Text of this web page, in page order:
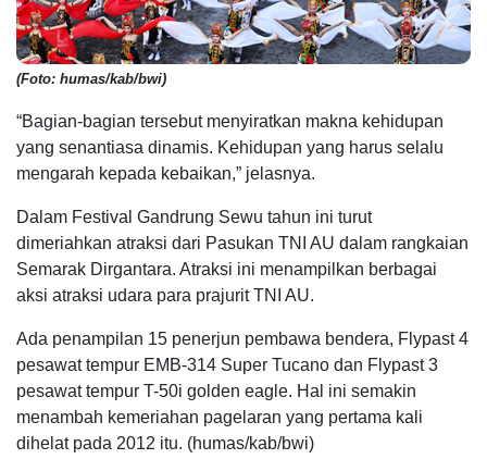
(Foto: humas/kab/bwi)
“Bagian-bagian tersebut menyiratkan makna kehidupan
yang senantiasa dinamis. Kehidupan yang harus selalu
mengarah kepada kebaikan,” jelasnya.
Dalam Festival Gandrung Sewu tahun ini turut
dimeriahkan atraksi dari Pasukan TNI AU dalam rangkaian
Semarak Dirgantara. Atraksi ini menampilkan berbagai
aksi atraksi udara para prajurit TNI AU.
Ada penampilan 15 penerjun pembawa bendera, Flypast 4
pesawat tempur EMB-314 Super Tucano dan Flypast 3
pesawat tempur T-50i golden eagle. Hal ini semakin
menambah kemeriahan pagelaran yang pertama kali
dihelat pada 2012 itu. (humas/kab/bwi)